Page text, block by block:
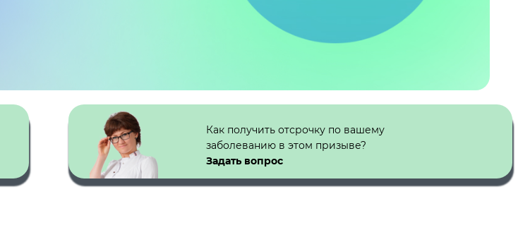
Как получить отсрочку по вашему
заболеванию в этом призыве?
Задать вопрос